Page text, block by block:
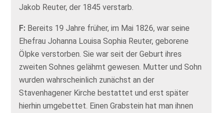
Jakob Reuter, der 1845 verstarb.
F: Bereits 19 Jahre früher, im Mai 1826, war seine
Ehefrau Johanna Louisa Sophia Reuter, geborene
Ölpke verstorben. Sie war seit der Geburt ihres
zweiten Sohnes gelähmt gewesen. Mutter und Sohn
wurden wahrscheinlich zunächst an der
Stavenhagener Kirche bestattet und erst später
hierhin umgebettet. Einen Grabstein hat man ihnen